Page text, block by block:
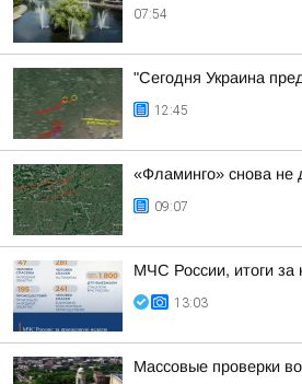
07:54
"Сегодня Украина
12:45
«Фламинго» снова не
09:07
МЧС России, итоги за
13:03
Массовые проверки